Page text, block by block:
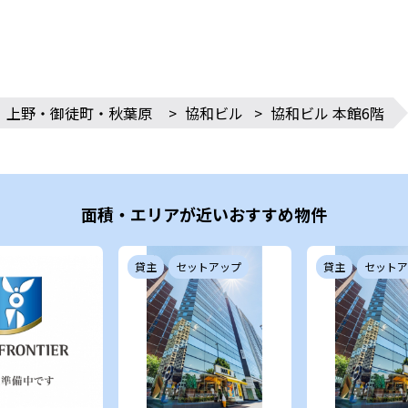
上野・御徒町・秋葉原 > 協和ビル > 協和ビル 本館6階
面積・エリアが近いおすすめ物件
貸主 セットアップ 貸主 セット